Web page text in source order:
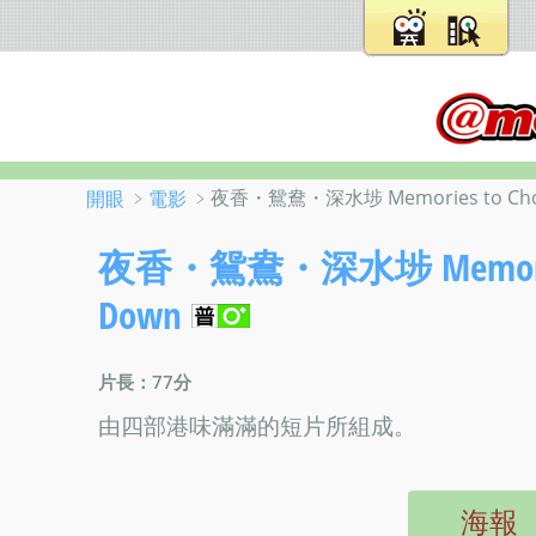
開眼 ﹥ 電影 ﹥夜香・鴛鴦・深水埗 Memories to
夜香・鴛鴦・深水埗
Down
片長：77分
由四部港味滿滿的短片所組成。
海報